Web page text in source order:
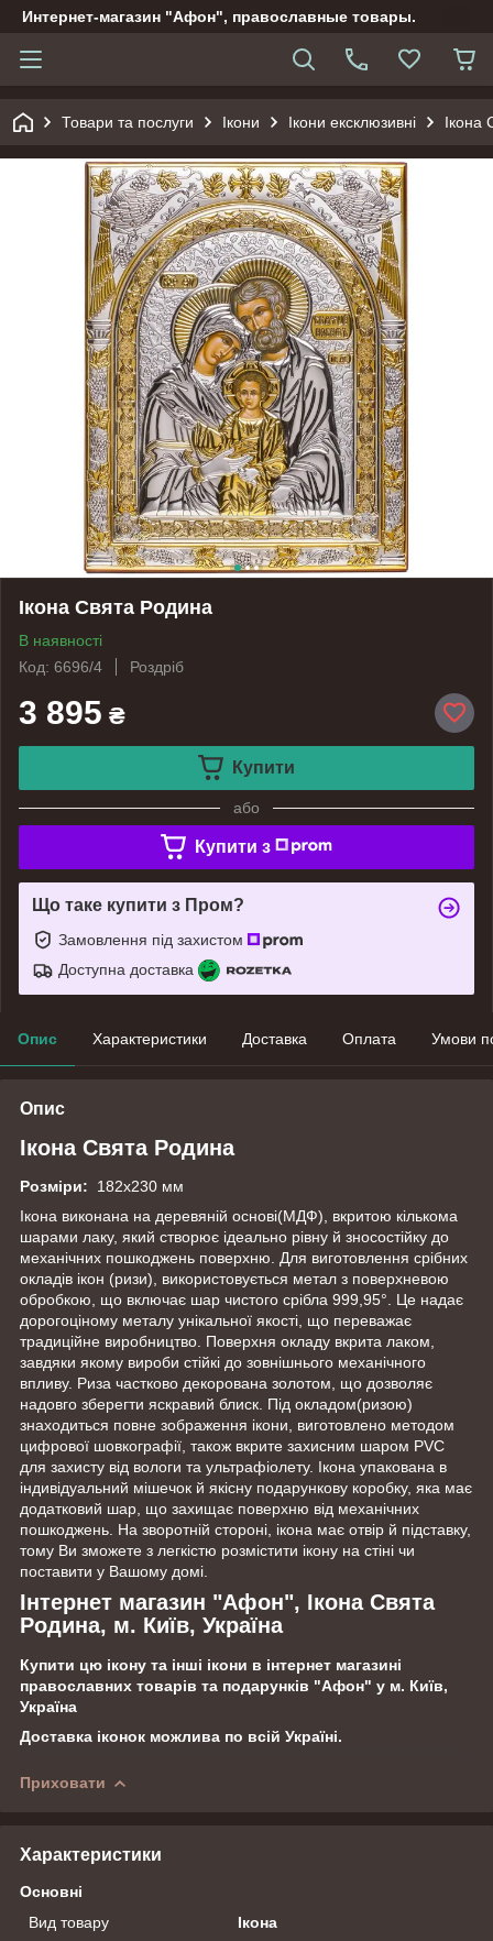
Интернет-магазин "Афон", православные товары.
Товари та послуги Ікони Ікони ексклюзивні Ікона
Ікона Свята Родина
В наявності
Код: 6696/4
Роздріб
3 895 ₴
Купити
або
Купити з
Що таке купити з Пром?
Замовлення під захистом
Доступна доставка
Опис Характеристики Доставка Оплата Умови
Опис
Ікона Свята Родина
Розміри:
182х230 мм
Ікона виконана на деревяній основі(МДФ), вкритою кількома
шарами лаку, який створює ідеально рівну й зносостійку до
механічних пошкоджень поверхню. Для виготовлення срібних
окладів ікон (ризи), використовується метал з поверхневою
обробкою, що включає шар чистого срібла 999,95°. Це надає
дорогоціному металу унікальної якості, що переважає
традиційне виробництво. Поверхня окладу вкрита лаком,
завдяки якому вироби стійкі до зовнішнього механічного
впливу. Риза частково декорована золотом, що дозволяє
надовго зберегти яскравий блиск. Під окладом(ризою)
знаходиться повне зображення ікони, виготовлено методом
цифрової шовкографії, також вкрите захисним шаром PVC
для захисту від вологи та ультрафіолету. Ікона упакована в
індивідуальний мішечок й якісну подарункову коробку, яка має
додатковий шар, що захищає поверхню від механічних
пошкоджень. На зворотній стороні, ікона має отвір й підставку,
тому Ви зможете з легкістю розмістити ікону на стіні чи
поставити у Вашому домі.
Інтернет магазин "Афон", Ікона Свята
Родина, м. Київ, Україна
Купити цю ікону та інші ікони в інтернет магазині
православних товарів та подарунків "Афон" у м. Київ,
Україна
Доставка іконок можлива по всій Україні.
Приховати
Характеристики
Основні
Вид товару
Ікона